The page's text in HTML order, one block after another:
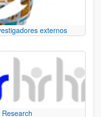
externos